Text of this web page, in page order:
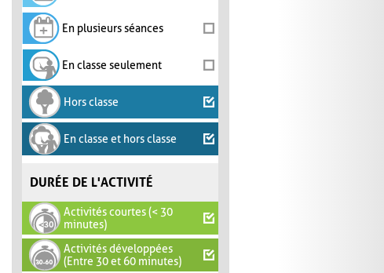
En plusieurs séances
En classe seulement
Hors classe
En classe et hors classe
DURÉE DE L'ACTIVITÉ
Activités courtes (< 30
minutes)
Activités développées
(Entre 30 et 60 minutes)